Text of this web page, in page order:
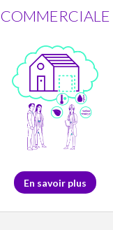
commerciale
En savoir plus